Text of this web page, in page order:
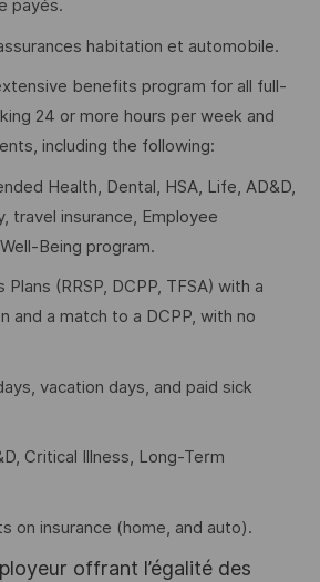
payés.
habitation et automobile.
benefits program for all full-
24 or more hours per week and
including the following:
Health, Dental, HSA, Life, AD&D,
travel insurance, Employee
Being program.
(RRSP, DCPP, TFSA) with a
and a match to a DCPP, with no
vacation days, and paid sick
Critical Illness, Long-Term
on insurance (home, and auto).
offrant l’égalité des